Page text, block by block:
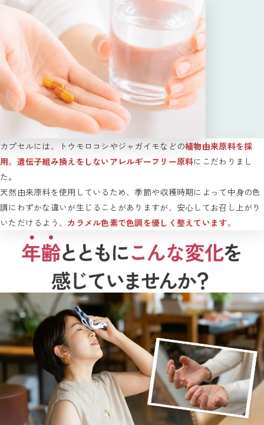
カプセルには、トウモロコシやジャガイモなどの植物由来原料を採
用。遺伝子組み換えをしないアレルギーフリー原料にこだわりまし
た。
天然由来原料を使用しているため、季節や収穫時期によって中身の色
調にわずかな違いが生じることがありますが、安心してお召し上がり
いただけるよう、 カラメル色素で色調を優しく整えています。